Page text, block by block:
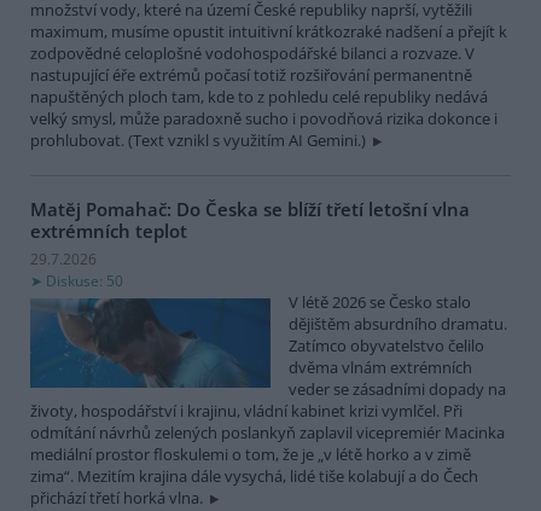
množství vody, které na území České republiky naprší, vytěžili
maximum, musíme opustit intuitivní krátkozraké nadšení a přejít k
zodpovědné celoplošné vodohospodářské bilanci a rozvaze. V
nastupující éře extrémů počasí totiž rozšiřování permanentně
napuštěných ploch tam, kde to z pohledu celé republiky nedává
velký smysl, může paradoxně sucho i povodňová rizika dokonce i
prohlubovat. (Text vznikl s využitím AI Gemini.)
Matěj Pomahač: Do Česka se blíží třetí letošní vlna
extrémních teplot
29.7.2026
Diskuse: 50
V létě 2026 se Česko stalo
dějištěm absurdního dramatu.
Zatímco obyvatelstvo čelilo
dvěma vlnám extrémních
veder se zásadními dopady na
životy, hospodářství i krajinu, vládní kabinet krizi vymlčel. Při
odmítání návrhů zelených poslankyň zaplavil vicepremiér Macinka
mediální prostor floskulemi o tom, že je „v létě horko a v zimě
zima“. Mezitím krajina dále vysychá, lidé tiše kolabují a do Čech
přichází třetí horká vlna.